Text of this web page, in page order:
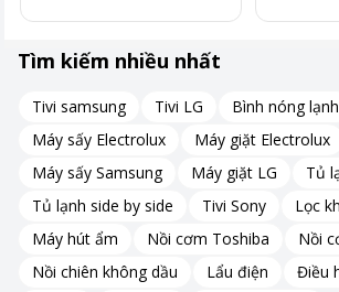
Lực hút 9000W và công suất mạnh mẽ
Máy hút bụi MAGIC A-063 sở hữu lực
Tìm kiếm nhiều nhất
Tivi samsung Tivi LG Bình nóng lạnh
Máy sấy Electrolux
Máy giặt Electrolux
Máy sấy Samsung
Máy giặt LG
Tủ
Tủ lạnh side by side
Tivi Sony
Lọc
Máy hút ẩm
Nồi cơm Toshiba
Nồi
Nồi chiên không dầu
Lẩu điện
Điều